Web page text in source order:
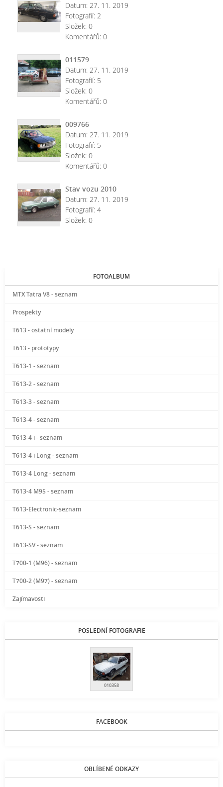
Datum: 27. 11. 2019
Fotografií: 2
Složek: 0
Komentářů: 0
011579
Datum: 27. 11. 2019
Fotografií: 5
Složek: 0
Komentářů: 0
009766
Datum: 27. 11. 2019
Fotografií: 5
Složek: 0
Komentářů: 0
Stav vozu 2010
Datum: 27. 11. 2019
Fotografií: 4
Složek: 0
FOTOALBUM
MTX Tatra V8 - seznam
Prospekty
T613 - ostatní modely
T613 - prototypy
T613-1 - seznam
T613-2 - seznam
T613-3 - seznam
T613-4 - seznam
T613-4 i - seznam
T613-4 i Long - seznam
T613-4 Long - seznam
T613-4 M95 - seznam
T613-Electronic-seznam
T613-S - seznam
T613-SV - seznam
T700-1 (M96) - seznam
T700-2 (M97) - seznam
Zajímavosti
POSLEDNÍ FOTOGRAFIE
010358
FACEBOOK
OBLÍBENÉ ODKAZY